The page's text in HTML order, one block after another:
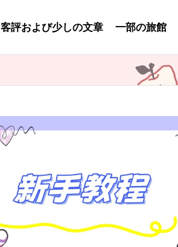
客評および少しの文章 一部の旅館